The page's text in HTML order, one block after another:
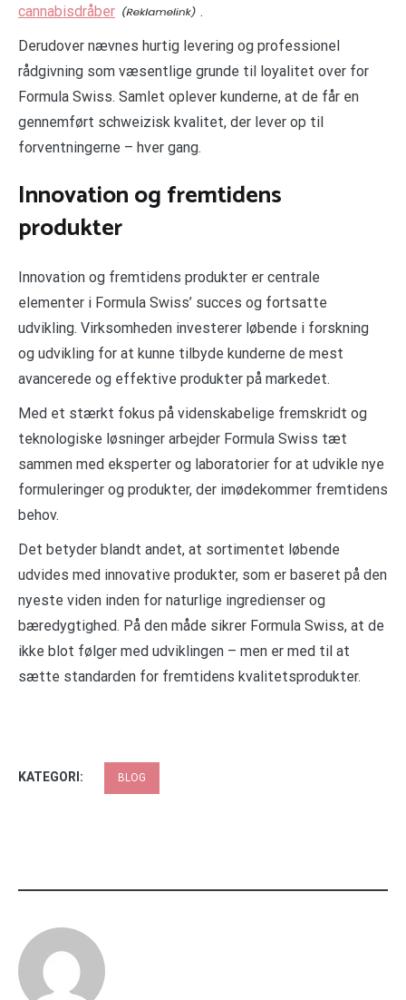
cannabisdråber
.
Derudover nævnes hurtig levering og professionel
rådgivning som væsentlige grunde til loyalitet over for
Formula Swiss. Samlet oplever kunderne, at de får en
gennemført schweizisk kvalitet, der lever op til
forventningerne – hver gang.
Innovation og fremtidens
produkter
Innovation og fremtidens produkter er centrale
elementer i Formula Swiss’ succes og fortsatte
udvikling. Virksomheden investerer løbende i forskning
og udvikling for at kunne tilbyde kunderne de mest
avancerede og effektive produkter på markedet.
Med et stærkt fokus på videnskabelige fremskridt og
teknologiske løsninger arbejder Formula Swiss tæt
sammen med eksperter og laboratorier for at udvikle nye
formuleringer og produkter, der imødekommer fremtidens
behov.
Det betyder blandt andet, at sortimentet løbende
udvides med innovative produkter, som er baseret på den
nyeste viden inden for naturlige ingredienser og
bæredygtighed. På den måde sikrer Formula Swiss, at de
ikke blot følger med udviklingen – men er med til at
sætte standarden for fremtidens kvalitetsprodukter.
KATEGORI: BLOG